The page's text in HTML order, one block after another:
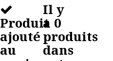
Produit
ajouté
au
Il y
a 0
produits
dans